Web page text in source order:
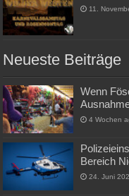
11.
Neueste Beiträge
Wenn
4 Wochen
Bereich
24. Juni